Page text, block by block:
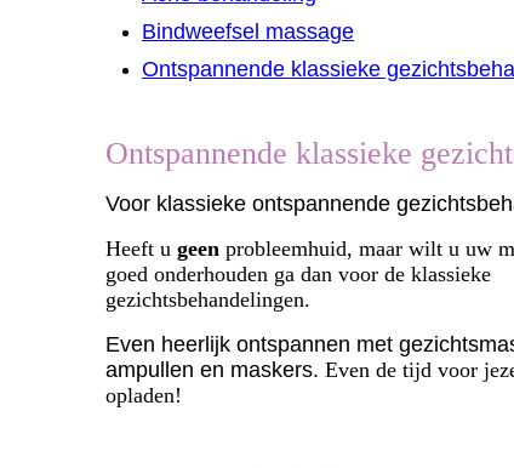
Bindweefsel massage
Ontspannende klassieke
Ontspannende klassieke
Voor klassieke ontspannende
Heeft u geen probleemhuid, maar wilt u uw
goed onderhouden ga dan voor de klassieke
gezichtsbehandelingen.
Even heerlijk ontspannen met
ampullen en maskers. Even de tijd voor
opladen!